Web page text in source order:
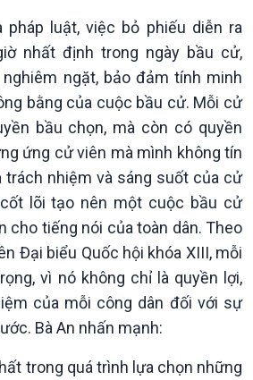
Tin thế giới
pháp luật, việc bỏ phiếu diễn ra
nhất định trong ngày bầu cử,
ngặt, bảo đảm tính minh
bằng của cuộc bầu cử. Mỗi cử
bầu chọn, mà còn có quyền
ứng cử viên mà mình không tín
trách nhiệm và sáng suốt của cử
lõi tạo nên một cuộc bầu cử
cho tiếng nói của toàn dân. Theo
Đại biểu Quốc hội khóa XIII, mỗi
vì nó không chỉ là quyền lợi,
của mỗi công dân đối với sự
Bà An nhấn mạnh:
trong quá trình lựa chọn những